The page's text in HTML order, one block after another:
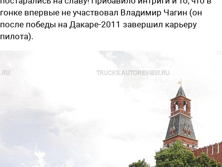
гонке впервые не участвовал Владимир Чагин (он
после победы на Дакаре-2011 завершил карьеру
пилота).